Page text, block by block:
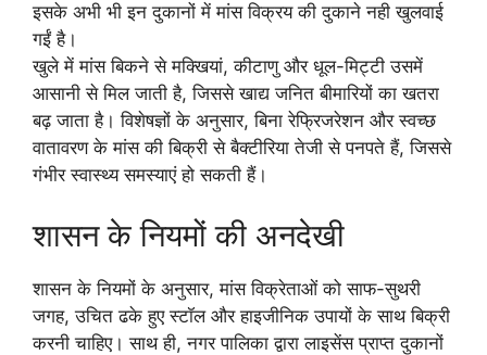
इसके अभी भी इन दुकानों में मांस विक्रय की दुकाने नही खुलवाई
गईं है।
खुले में मांस बिकने से मक्खियां, कीटाणु और धूल-मिट्टी उसमें
आसानी से मिल जाती है, जिससे खाद्य जनित बीमारियों का खतरा
बढ़ जाता है। विशेषज्ञों के अनुसार, बिना रेफ्रिजरेशन और स्वच्छ
वातावरण के मांस की बिक्री से बैक्टीरिया तेजी से पनपते हैं, जिससे
गंभीर स्वास्थ्य समस्याएं हो सकती हैं।
शासन के नियमों की अनदेखी
शासन के नियमों के अनुसार, मांस विक्रेताओं को साफ-सुथरी
जगह, उचित ढके हुए स्टॉल और हाइजीनिक उपायों के साथ बिक्री
करनी चाहिए। साथ ही, नगर पालिका द्वारा लाइसेंस प्राप्त दुकानों